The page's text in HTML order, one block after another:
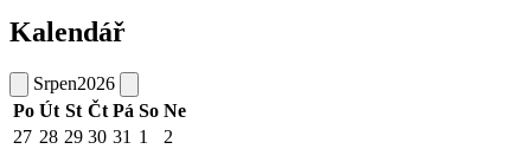
Kalendář
Srpen2026
Po Út St Čt Pá So Ne
27 28 29 30 31 1
2